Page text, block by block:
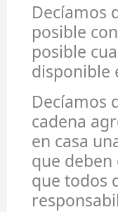
Decíamos
posible
posible
disponible
Decíamos
cadena
en casa
que
que todos